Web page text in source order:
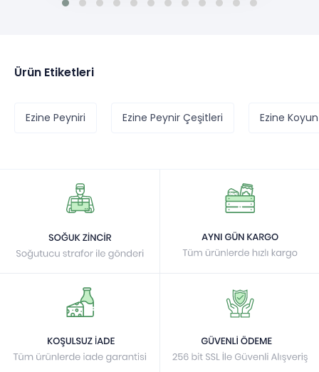
Ürün Etiketleri
Ezine Peyniri Ezine Peynir Çeşitleri Ezine